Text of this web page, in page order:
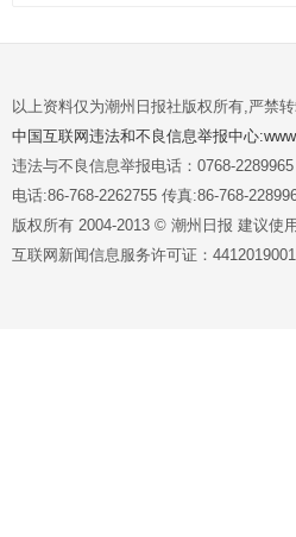
以上资料仅为潮州日报社版权所有,严禁
中国互联网违法和不良信息举报中心
违法与不良信息举报电话：0768-
电话:86-768-2262755 传真:86-768-
版权所有 2004-2013 © 潮州日报 建议使
互联网新闻信息服务许可证：